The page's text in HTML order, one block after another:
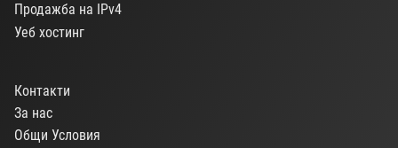
Продажба на IPv4
Уеб хостинг
Контакти
За нас
Общи Условия